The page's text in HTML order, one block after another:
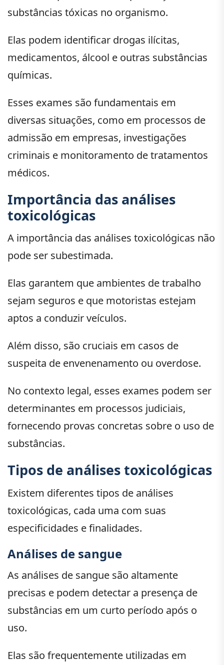
substâncias tóxicas no organismo.
Elas podem identificar drogas ilícitas,
medicamentos, álcool e outras substâncias
químicas.
Esses exames são fundamentais em
diversas situações, como em processos de
admissão em empresas, investigações
criminais e monitoramento de tratamentos
médicos.
Importância das análises
toxicológicas
A importância das análises toxicológicas não
pode ser subestimada.
Elas garantem que ambientes de trabalho
sejam seguros e que motoristas estejam
aptos a conduzir veículos.
Além disso, são cruciais em casos de
suspeita de envenenamento ou overdose.
No contexto legal, esses exames podem ser
determinantes em processos judiciais,
fornecendo provas concretas sobre o uso de
substâncias.
Tipos de análises toxicológicas
Existem diferentes tipos de análises
toxicológicas, cada uma com suas
especificidades e finalidades.
Análises de sangue
As análises de sangue são altamente
precisas e podem detectar a presença de
substâncias em um curto período após o
uso.
Elas são frequentemente utilizadas em